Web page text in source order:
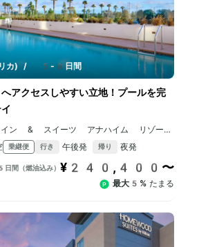
カ) / 5-8日間
アクセスしやすい立地！プールを完
ン & スイーツ アナハイム リゾート
ン センター
乗継便 行き 午後発 帰り 夜発
間（燃油込み） ¥240,400〜
最大5% たまる